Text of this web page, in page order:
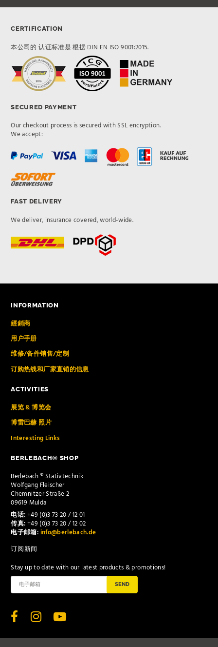
CERTIFICATION
本公司的 认证标准是 根据 DIN EN ISO 9001:2015.
SECURED PAYMENT
Our checkout process is secured with SSL encryption.
We accept:
FAST DELIVERY
We deliver, insurance covered, world-wide.
INFORMATION
經銷商
用户手册
维修/备件销售/定制
订购热线和厂家直销的信息
ACTIVITIES
展览 & 博览会
博雷巴赫 照片
Interesting Links
BERLEBACH® SHOP
Berlebach ® Stativtechnik
Wolfgang Fleischer
Chemnitzer Straße 2
09619 Mulda
电话:+49 (0)3 73 20 / 12 01
传真:+49 (0)3 73 20 / 12 02
电子邮箱:info@berlebach.de
订阅新闻
Stay up to date with our latest products & promotions!
SEND